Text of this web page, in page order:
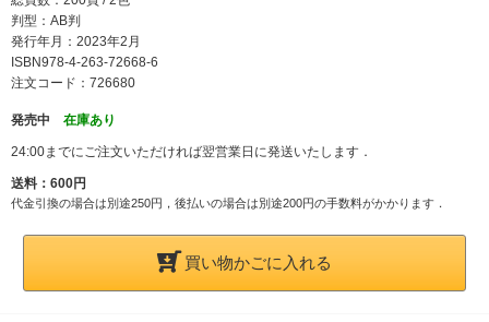
判型：AB判
発行年月：2023年2月
ISBN978-4-263-72668-6
注文コード：726680
発売中 在庫あり
24:00までにご注文いただければ翌営業日に発送いたします．
送料：600円
代金引換の場合は別途250円，後払いの場合は別途200円の手数料がかかります．
買い物かごに入れる